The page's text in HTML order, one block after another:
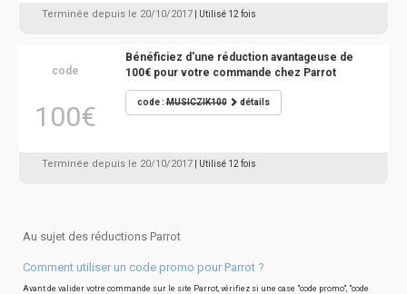
Terminée depuis le 20/10/2017 | Utilisé 12 fois
code
100€
Bénéficiez d'une réduction avantageuse de
100€ pour votre commande chez Parrot
code :MUSICZIK100 détails
Terminée depuis le 20/10/2017 | Utilisé 12 fois
Au sujet des réductions Parrot
Comment utiliser un code promo pour Parrot ?
Avant de valider votre commande sur le site Parrot, vérifiez si une case "code promo", "code